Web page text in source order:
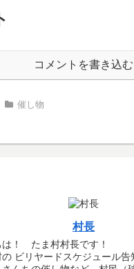
コメントを書き込む
催し物
村長
は！ たま村村長です！
の ビリヤードスケジュール